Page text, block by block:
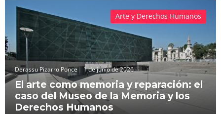
Derassu Pizarro Ponce 1 de junio de 2026
El arte como memoria y reparación: el
caso del Museo de la Memoria y los
Derechos Humanos
Arte y Derechos Humanos